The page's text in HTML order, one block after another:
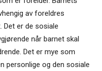
av foreldres
Det er de sosiale
når barnet skal
Det er mye som
personlige og den sosiale